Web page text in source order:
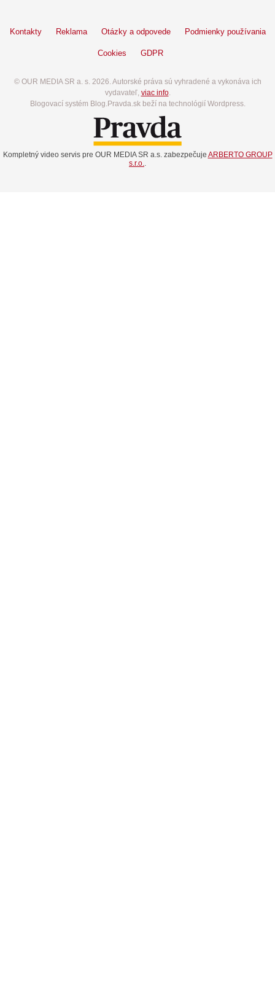
Kontakty Reklama Otázky a odpovede Podmienky používania
Cookies GDPR
© OUR MEDIA SR a. s. 2026. Autorské práva sú vyhradené a vykonáva ich
vydavateľ, viac info.
Blogovací systém Blog.Pravda.sk beží na technológií Wordpress.
Kompletný video servis pre OUR MEDIA SR a.s. zabezpečuje ARBERTO GROUP
s.r.o.